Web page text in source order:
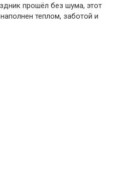
прошёл без шума, этот
теплом, заботой и